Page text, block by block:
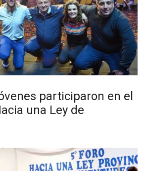
participaron en el
una Ley de